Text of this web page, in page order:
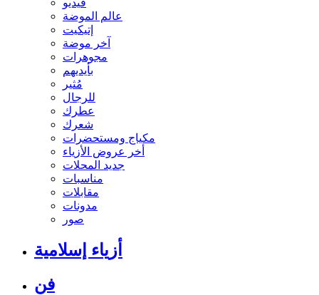
فيديو
عالم الموضة
إتيكيت
آخر موضة
مجوهرات
بأيديهم
مُثير
للرجال
عطرك
شعرك
مكياج ومستحضرات
أخر عروض الأزياء
جديد المحلات
مناسبات
مقابلات
مدونات
صور
أزياء إسلامية
فن